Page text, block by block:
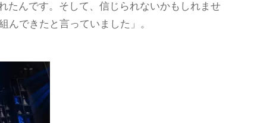
たんです。そして、信じられないかもしれませ
んできたと言っていました」。